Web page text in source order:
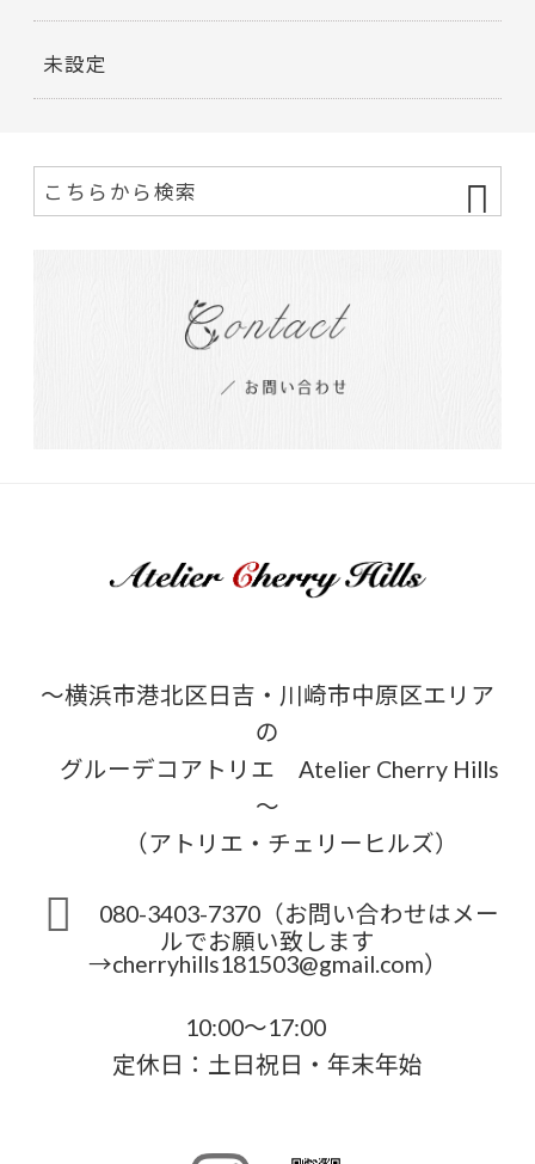
未設定
～横浜市港北区日吉・川崎市中原区エリア
の
グルーデコアトリエ Atelier Cherry Hills
～
（アトリエ・チェリーヒルズ）
080-3403-7370（お問い合わせはメー
ルでお願い致します
→cherryhills181503@gmail.com）
10:00～17:00
定休日：土日祝日・年末年始